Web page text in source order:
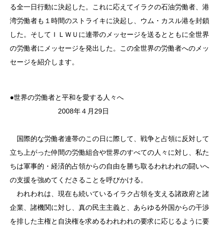
る全一日行動に決起した。これに応えてイラクの石油労働者、港
湾労働者も１時間のストライキに決起し、ウム・カスル港を封鎖
した。そしてＩＬＷＵに連帯のメッセージを送るとともに全世界
の労働者にメッセージを発出した。この全世界の労働者へのメッ
セージを紹介します。
●世界の労働者と平和を愛する人々へ
2008年４月29日
国際的な労働者連帯のこの日に際して、戦争と占領に反対して
立ち上がった仲間の労働組合や世界のすべての人々に対し、私た
ちは軍事的・経済的占領からの自由を勝ち取るわれわれの闘いへ
の支援を強めてくださることを呼びかける。
われわれは、現在も続いているイラク占領を支える諸政府と諸
企業、諸機関に対し、真の民主主義と、あらゆる外国からの干渉
を排した主権と自決権を求めるわれわれの要求に応じるように要